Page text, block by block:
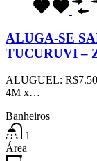
ALUGA-SE
TUCURUVI –
ALUGUEL:
4M x…
Banheiros
1
Área